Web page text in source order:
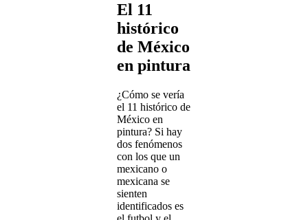
El 11
histórico
de México
en pintura
¿Cómo se vería
el 11 histórico de
México en
pintura? Si hay
dos fenómenos
con los que un
mexicano o
mexicana se
sienten
identificados es